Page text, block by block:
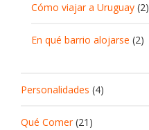
Cómo viajar a Uruguay (2)
En qué barrio alojarse (2)
Personalidades (4)
Qué Comer(21)